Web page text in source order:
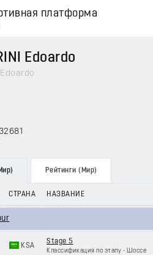
платформа
Edoardo
Рейтинги (Мир)
СТРАНА НАЗВАНИЕ
KSA
Stage 5
Классификация по этапу - Шоссе